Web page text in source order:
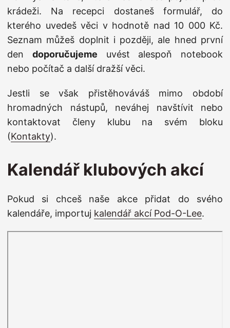
krádeži. Na recepci dostaneš formulář, do
kterého uvedeš věci v hodnotě nad 10 000 Kč.
Seznam můžeš doplnit i později, ale hned první
den doporučujeme uvést alespoň notebook
nebo počítač a další dražší věci.
Jestli se však přistěhováváš mimo období
hromadných nástupů, neváhej navštívit nebo
kontaktovat členy klubu na svém bloku
(Kontakty).
Kalendář klubových akcí
Pokud si chceš naše akce přidat do svého
kalendáře, importuj kalendář akcí Pod-O-Lee.